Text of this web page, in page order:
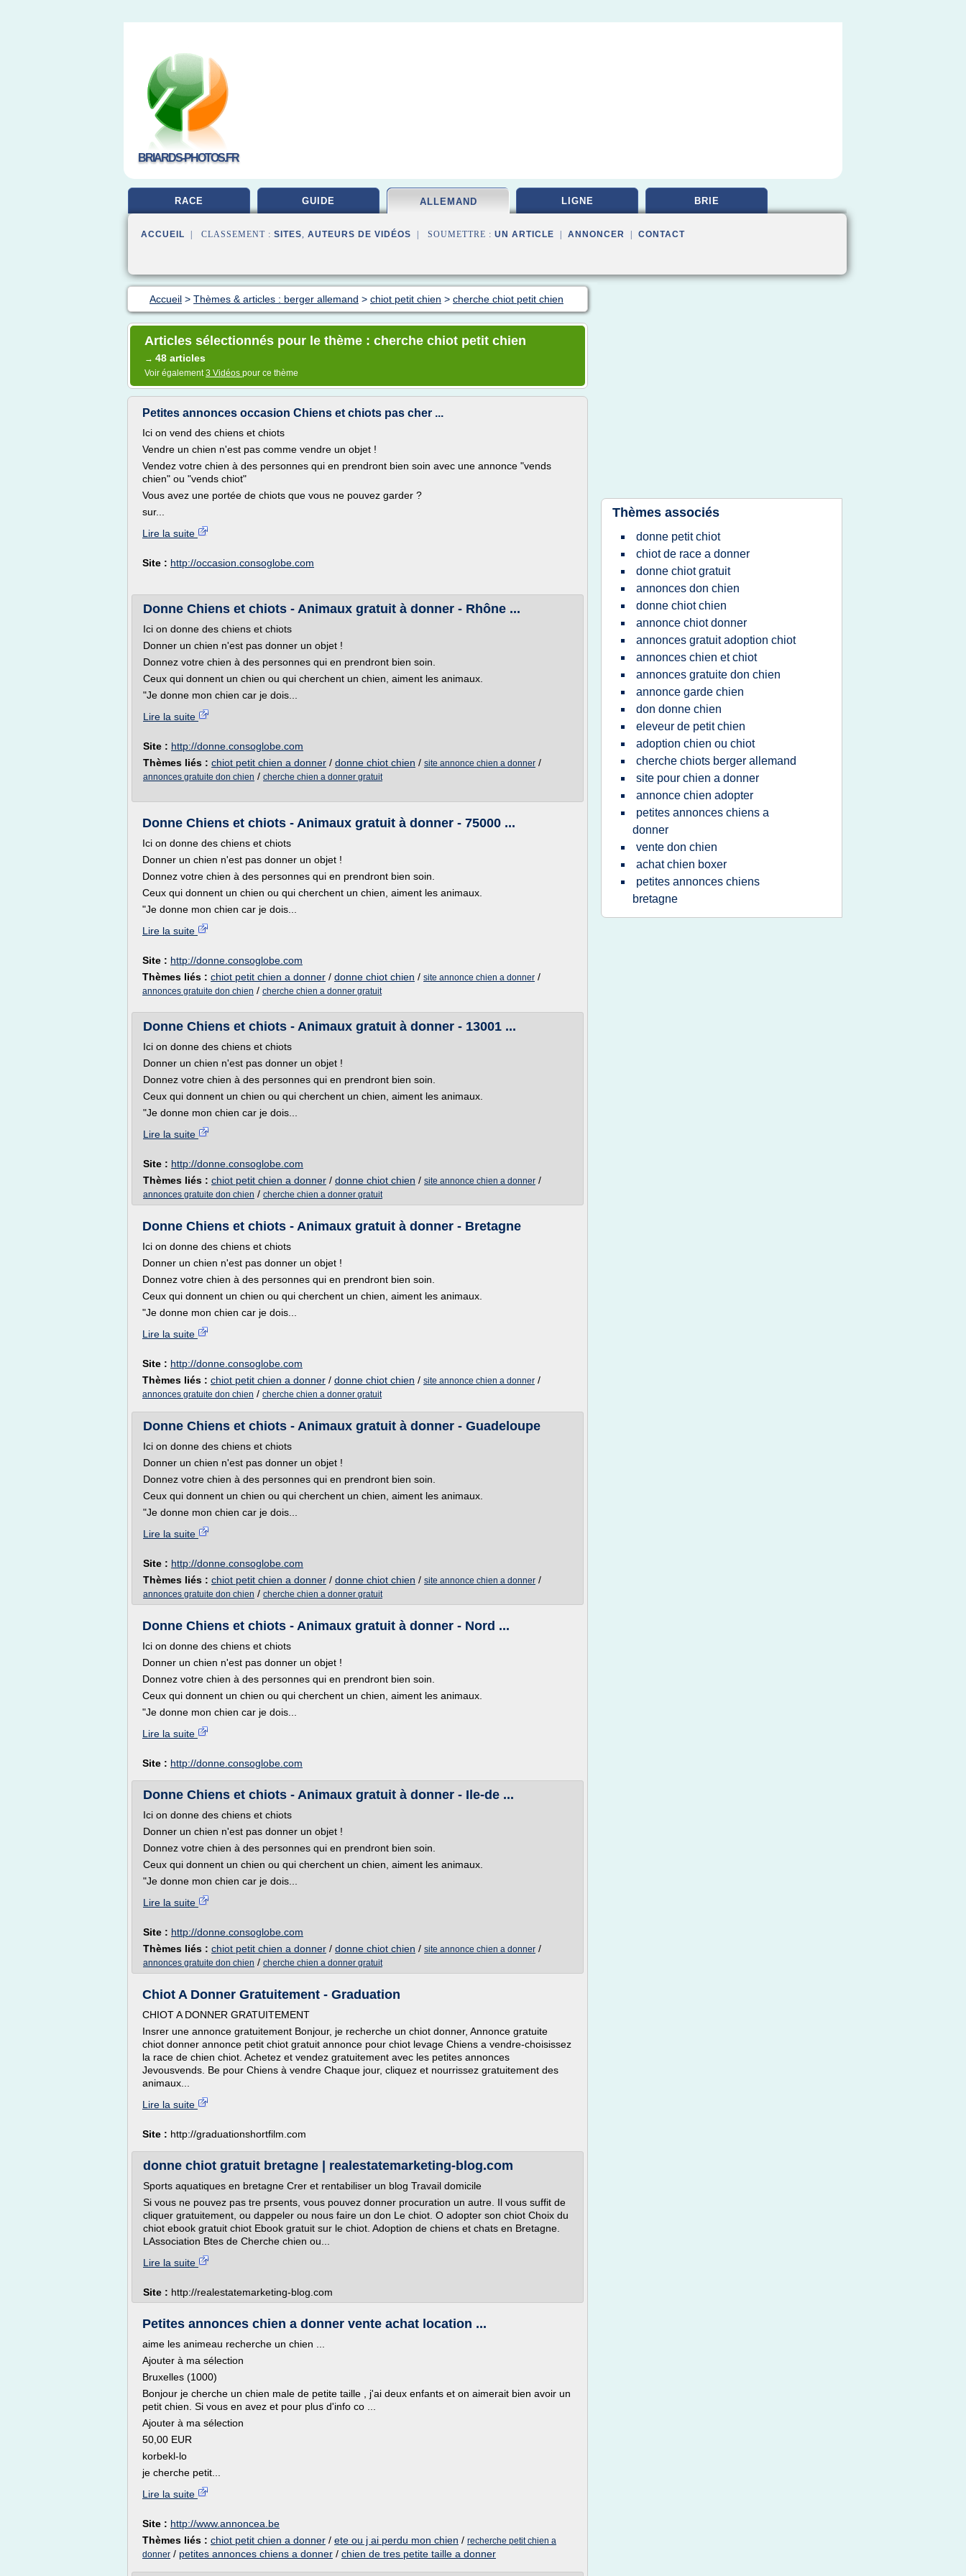
BRIARDS-PHOTOS.FR
RACE GUIDE ALLEMAND LIGNE BRIE
ACCUEIL | CLASSEMENT : SITES, AUTEURS DE VIDÉOS | SOUMETTRE : UN ARTICLE ANNONCER CONTACT
Accueil > Thèmes & articles : berger allemand > chiot petit chien > cherche chiot petit chien
Articles sélectionnés pour le thème : cherche chiot petit chien
→ 48 articles
Voir également3 Vidéos pour ce thème
Petites annonces occasion Chiens et chiots pas cher ...
Ici on vend des chiens et chiots
Vendre un chien n'est pas comme vendre un objet !
Vendez votre chien à des personnes qui en prendront bien soin avec une annonce "vends
chien" ou "vends chiot"
Vous avez une portée de chiots que vous ne pouvez garder ?
sur...
Lire la suite
Site : http://occasion.consoglobe.com
Donne Chiens et chiots - Animaux gratuit à donner - Rhône ...
Ici on donne des chiens et chiots
Donner un chien n'est pas donner un objet !
Donnez votre chien à des personnes qui en prendront bien soin.
Ceux qui donnent un chien ou qui cherchent un chien, aiment les animaux.
"Je donne mon chien car je dois...
Lire la suite
Site : http://donne.consoglobe.com
Thèmes liés : chiot petit chien a donner / donne chiot chien / site annonce chien a donner /
annonces gratuite don chien / cherche chien a donner gratuit
Donne Chiens et chiots - Animaux gratuit à donner - 75000 ...
Ici on donne des chiens et chiots
Donner un chien n'est pas donner un objet !
Donnez votre chien à des personnes qui en prendront bien soin.
Ceux qui donnent un chien ou qui cherchent un chien, aiment les animaux.
"Je donne mon chien car je dois...
Lire la suite
Site : http://donne.consoglobe.com
Thèmes liés : chiot petit chien a donner / donne chiot chien / site annonce chien a donner /
annonces gratuite don chien / cherche chien a donner gratuit
Donne Chiens et chiots - Animaux gratuit à donner - 13001 ...
Ici on donne des chiens et chiots
Donner un chien n'est pas donner un objet !
Donnez votre chien à des personnes qui en prendront bien soin.
Ceux qui donnent un chien ou qui cherchent un chien, aiment les animaux.
"Je donne mon chien car je dois...
Lire la suite
Site : http://donne.consoglobe.com
Thèmes liés : chiot petit chien a donner / donne chiot chien / site annonce chien a donner /
annonces gratuite don chien / cherche chien a donner gratuit
Donne Chiens et chiots - Animaux gratuit à donner - Bretagne
Ici on donne des chiens et chiots
Donner un chien n'est pas donner un objet !
Donnez votre chien à des personnes qui en prendront bien soin.
Ceux qui donnent un chien ou qui cherchent un chien, aiment les animaux.
"Je donne mon chien car je dois...
Lire la suite
Site : http://donne.consoglobe.com
Thèmes liés : chiot petit chien a donner / donne chiot chien / site annonce chien a donner /
annonces gratuite don chien / cherche chien a donner gratuit
Donne Chiens et chiots - Animaux gratuit à donner - Guadeloupe
Ici on donne des chiens et chiots
Donner un chien n'est pas donner un objet !
Donnez votre chien à des personnes qui en prendront bien soin.
Ceux qui donnent un chien ou qui cherchent un chien, aiment les animaux.
"Je donne mon chien car je dois...
Lire la suite
Site : http://donne.consoglobe.com
Thèmes liés : chiot petit chien a donner / donne chiot chien / site annonce chien a donner /
annonces gratuite don chien / cherche chien a donner gratuit
Donne Chiens et chiots - Animaux gratuit à donner - Nord ...
Ici on donne des chiens et chiots
Donner un chien n'est pas donner un objet !
Donnez votre chien à des personnes qui en prendront bien soin.
Ceux qui donnent un chien ou qui cherchent un chien, aiment les animaux.
"Je donne mon chien car je dois...
Lire la suite
Site : http://donne.consoglobe.com
Donne Chiens et chiots - Animaux gratuit à donner - Ile-de ...
Ici on donne des chiens et chiots
Donner un chien n'est pas donner un objet !
Donnez votre chien à des personnes qui en prendront bien soin.
Ceux qui donnent un chien ou qui cherchent un chien, aiment les animaux.
"Je donne mon chien car je dois...
Lire la suite
Site : http://donne.consoglobe.com
Thèmes liés : chiot petit chien a donner / donne chiot chien / site annonce chien a donner /
annonces gratuite don chien / cherche chien a donner gratuit
Chiot A Donner Gratuitement - Graduation
CHIOT A DONNER GRATUITEMENT
Insrer une annonce gratuitement Bonjour, je recherche un chiot donner, Annonce gratuite
chiot donner annonce petit chiot gratuit annonce pour chiot levage Chiens a vendre-choisissez
la race de chien chiot. Achetez et vendez gratuitement avec les petites annonces
Jevousvends. Be pour Chiens à vendre Chaque jour, cliquez et nourrissez gratuitement des
animaux...
Lire la suite
Site : http://graduationshortfilm.com
donne chiot gratuit bretagne | realestatemarketing-blog.com
Sports aquatiques en bretagne Crer et rentabiliser un blog Travail domicile
Si vous ne pouvez pas tre prsents, vous pouvez donner procuration un autre. Il vous suffit de
cliquer gratuitement, ou dappeler ou nous faire un don Le chiot. O adopter son chiot Choix du
chiot ebook gratuit chiot Ebook gratuit sur le chiot. Adoption de chiens et chats en Bretagne.
LAssociation Btes de Cherche chien ou...
Lire la suite
Site : http://realestatemarketing-blog.com
Petites annonces chien a donner vente achat location ...
aime les animeau recherche un chien ...
Ajouter à ma sélection
Bruxelles (1000)
Bonjour je cherche un chien male de petite taille , j'ai deux enfants et on aimerait bien avoir un
petit chien. Si vous en avez et pour plus d'info co ...
Ajouter à ma sélection
50,00 EUR
korbekl-lo
je cherche petit...
Lire la suite
Site : http://www.annoncea.be
Thèmes liés : chiot petit chien a donner / ete ou j ai perdu mon chien / recherche petit chien a
donner / petites annonces chiens a donner / chien de tres petite taille a donner
Thèmes associés
donne petit chiot
chiot de race a donner
donne chiot gratuit
annonces don chien
donne chiot chien
annonce chiot donner
annonces gratuit adoption chiot
annonces chien et chiot
annonces gratuite don chien
annonce garde chien
don donne chien
eleveur de petit chien
adoption chien ou chiot
cherche chiots berger allemand
site pour chien a donner
annonce chien adopter
petites annonces chiens a
donner
vente don chien
achat chien boxer
petites annonces chiens
bretagne